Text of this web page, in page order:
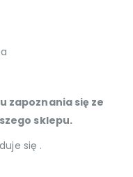
zapoznania się ze
sklepu.
się .